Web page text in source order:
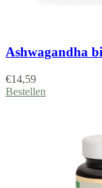
Ashwagandha
€14,59
Bestellen